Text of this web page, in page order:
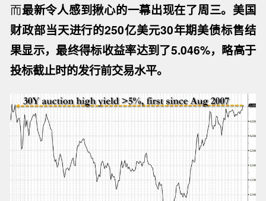
而最新令人感到揪心的一幕出现在了周三。美国
财政部当天进行的250亿美元30年期美债标售结
果显示，最终得标收益率达到了5.046%，略高于
投标截止时的发行前交易水平。